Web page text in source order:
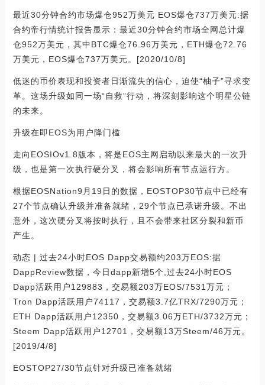
最近30分钟合约市场爆仓952万美元 EOS爆仓737万美元:据
合约帝行情统计报告显示：最近30分钟合约市场全网总计爆
仓952万美元，其中BTC爆仓76.96万美元，ETH爆仓72.76
万美元，EOS爆仓737万美元。[2020/10/8]
低迷的币价表现和投资者日渐流失的信心，迫使“柚子”寻求变
革。这场升级如同一场“自救”行动，将深刻影响这个明星公链
的未来。
升级在即EOS为用户降门槛
走向EOSIOv1.8版本，将是EOS主网启动以来最大的一次升
级，也是第一次执行硬分叉，将会影响所有节点运行方。
根据EOSNation9月19日的数据，EOSTOP30节点中已经有
27个节点确认升级并准备就绪，29个节点已承诺升级。不出
意外，这次硬分叉将按时执行，且不会带来社区分裂和新币
产生。
动态 | 过去24小时EOS Dapp交易额约203万EOS:据
DappReview数据，今日dapp新增5个,过去24小时EOS
Dapp活跃用户129883，交易额203万EOS/7531万元；
Tron Dapp活跃用户74117，交易额3.7亿TRX/7290万元；
ETH Dapp活跃用户12350，交易额3.06万ETH/3732万元；
Steem Dapp活跃用户12701，交易额13万Steem/46万元。
[2019/4/8]
EOSTOP27/30节点针对升级已准备就绪